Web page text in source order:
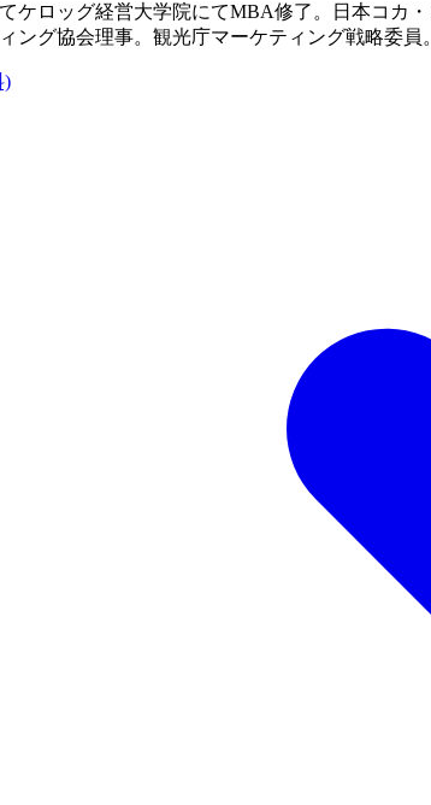
ケロッグ経営大学院にてMBA修了。日本コカ
ング協会理事。観光庁マーケティング戦略委
)